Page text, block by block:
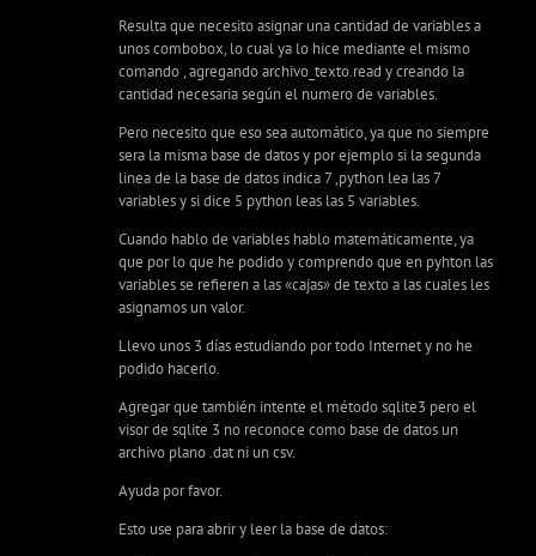
Resulta que necesito asignar una cantidad de variables a
unos combobox, lo cual ya lo hice mediante el mismo
comando , agregando archivo_texto.read y creando la
cantidad necesaria según el numero de variables.
Pero necesito que eso sea automático, ya que no siempre
sera la misma base de datos y por ejemplo si la segunda
linea de la base de datos indica 7 ,python lea las 7
variables y si dice 5 python leas las 5 variables.
Cuando hablo de variables hablo matemáticamente, ya
que por lo que he podido y comprendo que en pyhton las
variables se refieren a las «cajas» de texto a las cuales les
asignamos un valor.
Llevo unos 3 días estudiando por todo Internet y no he
podido hacerlo.
Agregar que también intente el método sqlite3 pero el
visor de sqlite 3 no reconoce como base de datos un
archivo plano .dat ni un csv.
Ayuda por favor.
Esto use para abrir y leer la base de datos: